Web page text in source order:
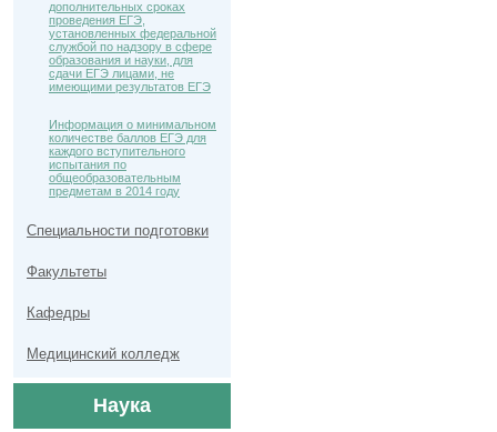
дополнительных сроках
проведения ЕГЭ,
установленных федеральной
службой по надзору в сфере
образования и науки, для
сдачи ЕГЭ лицами, не
имеющими результатов ЕГЭ
Информация о минимальном
количестве баллов ЕГЭ для
каждого вступительного
испытания по
общеобразовательным
предметам в 2014 году
Специальности подготовки
Факультеты
Кафедры
Медицинский колледж
Наука